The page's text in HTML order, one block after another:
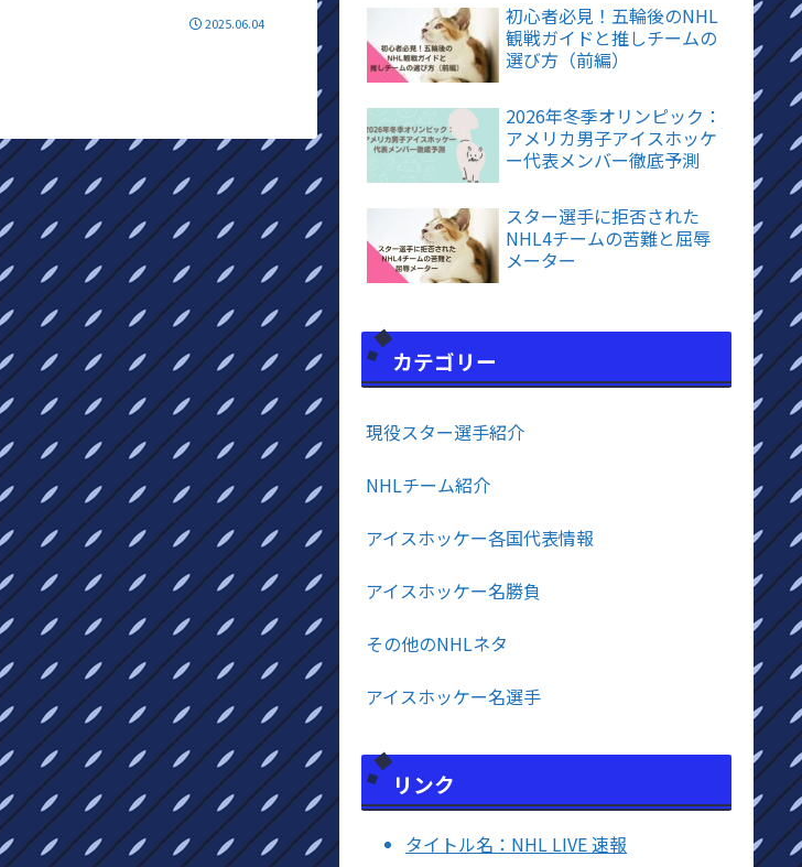
2025.06.04
初心者必見！五輪後のNHL
観戦ガイドと推しチームの
選び方（前編）
2026年冬季オリンピック：
アメリカ男子アイスホッケ
ー代表メンバー徹底予測
スター選手に拒否された
NHL4チームの苦難と屈辱
メーター
カテゴリー
現役スター選手紹介
NHLチーム紹介
アイスホッケー各国代表情報
アイスホッケー名勝負
その他のNHLネタ
アイスホッケー名選手
リンク
タイトル名：NHL LIVE 速報